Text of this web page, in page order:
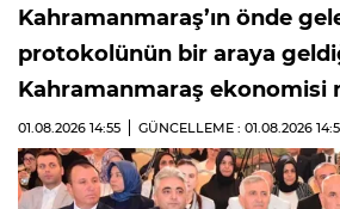
Kahramanmaraş’ın önde
protokolünün bir araya
Kahramanmaraş ekonomisi
01.08.2026 14:55 GÜNCELLEME : 01.08.2026